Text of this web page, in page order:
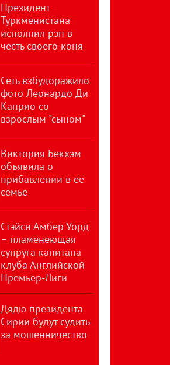
Президент
Туркменистана
исполнил рэп в
честь своего коня
Сеть взбудоражило
фото Леонардо Ди
Каприо со
взрослым "сыном"
Виктория Бекхэм
объявила о
прибавлении в ее
семье
Стэйси Амбер Уорд
– пламенеющая
супруга капитана
клуба Английской
Премьер-Лиги
Дядю президента
Сирии будут судить
за мошенничество